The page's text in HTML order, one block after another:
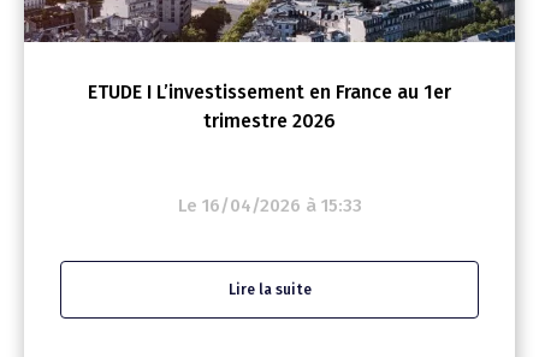
ETUDE I L’investissement en France au 1er
trimestre 2026
Le 16/04/2026 à 15:33
Lire la suite